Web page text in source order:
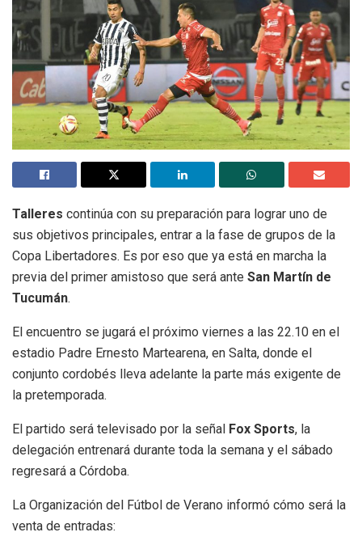
Talleres continúa con su preparación para lograr uno de
sus objetivos principales, entrar a la fase de grupos de la
Copa Libertadores. Es por eso que ya está en marcha la
previa del primer amistoso que será ante San Martín de
Tucumán.
El encuentro se jugará el próximo viernes a las 22.10 en el
estadio Padre Ernesto Martearena, en Salta, donde el
conjunto cordobés lleva adelante la parte más exigente de
la pretemporada.
El partido será televisado por la señal Fox Sports, la
delegación entrenará durante toda la semana y el sábado
regresará a Córdoba.
La Organización del Fútbol de Verano informó cómo será la
venta de entradas: